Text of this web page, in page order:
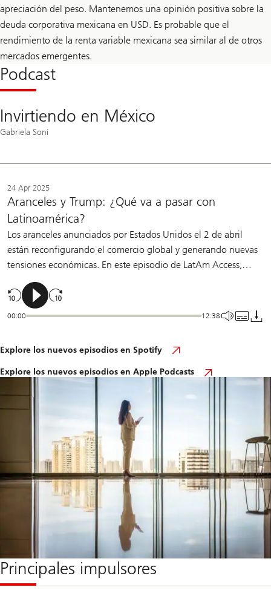
apreciación del peso. Mantenemos una opinión positiva sobre la
deuda corporativa mexicana en USD. Es probable que el
rendimiento de la renta variable mexicana sea similar al de otros
mercados emergentes.
Podcast
Invirtiendo en México
Gabriela Soní
24 Apr 2025
Aranceles y Trump: ¿Qué va a pasar con
Latinoamérica?
Los aranceles anunciados por Estados Unidos el 2 de abril
están reconfigurando el comercio global y generando nuevas
tensiones económicas. En este episodio de LatAm Access,
Alejo Czerwonko y Alberto Rojas analizan las implicaciones de
esta política arancelaria y cómo podría afectar a América
Latina en el corto y mediano plazo.
00:00 12:38
Explore los nuevos episodios en Spotify
Explore los nuevos episodios en Apple Podcasts
el
Principales impulsores